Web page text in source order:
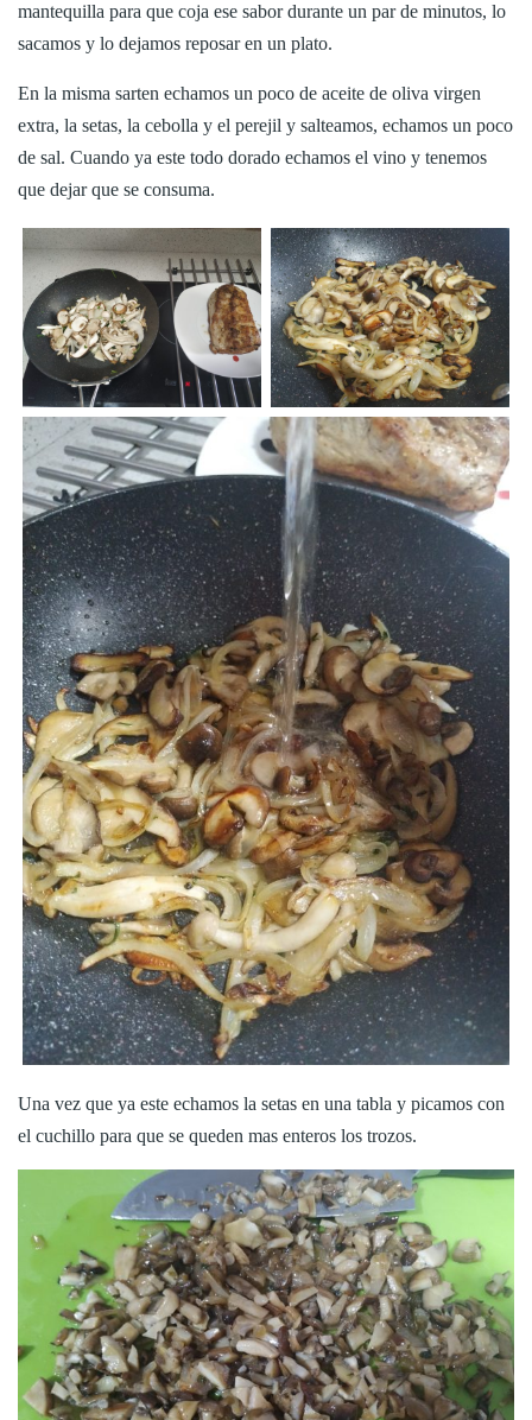
mantequilla para que coja ese sabor durante un par de minutos, lo
sacamos y lo dejamos reposar en un plato.
En la misma sarten echamos un poco de aceite de oliva virgen
extra, la setas, la cebolla y el perejil y salteamos, echamos un poco
de sal. Cuando ya este todo dorado echamos el vino y tenemos
que dejar que se consuma.
Una vez que ya este echamos la setas en una tabla y picamos con
el cuchillo para que se queden mas enteros los trozos.